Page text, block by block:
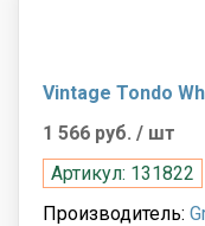
Vintage Tondo
1 566 руб. / шт
Артикул: 131822
Производитель: